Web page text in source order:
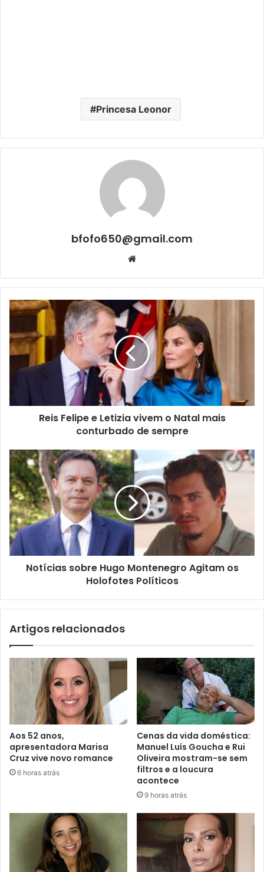
Princesa Leonor
bfofo650@gmail.com
Website
Reis Felipe e Letizia vivem o Natal mais
conturbado de sempre
Notícias sobre Hugo Montenegro Agitam os
Holofotes Políticos
Artigos relacionados
Aos 52 anos,
apresentadora Marisa
Cruz vive novo romance
6 horas atrás
Cenas da vida doméstica:
Manuel Luís Goucha e Rui
Oliveira mostram-se sem
filtros e a loucura
acontece
9 horas atrás